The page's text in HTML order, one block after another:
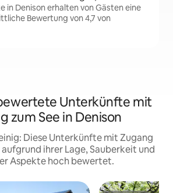
in Denison erhalten von Gästen eine
Bewertung von 4,7 von
Unterkünfte mit
zum See in Denison
Diese Unterkünfte mit Zugang
ihrer Lage, Sauberkeit und
Aspekte hoch bewertet.